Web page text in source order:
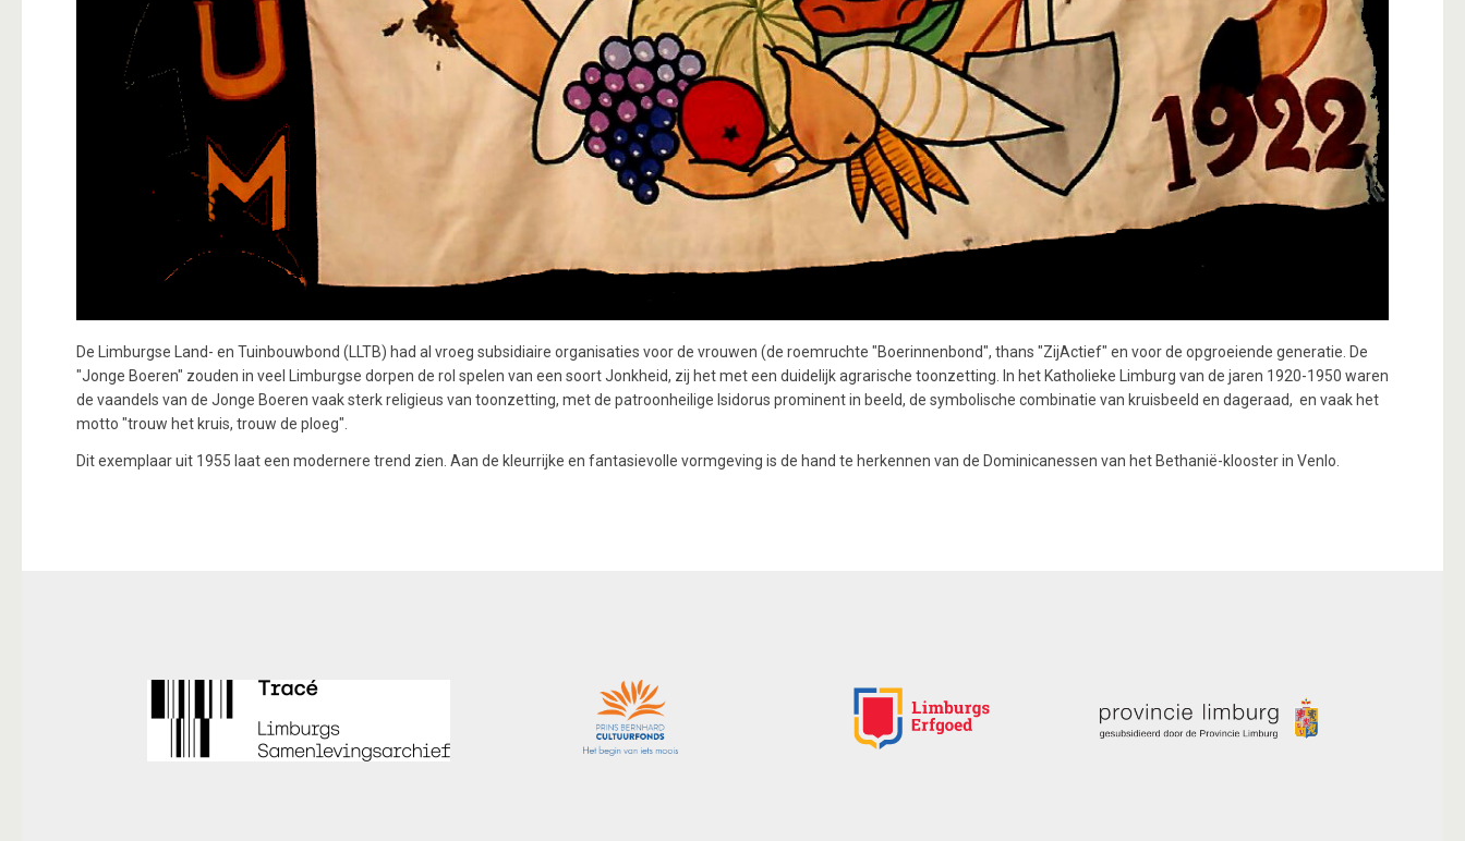
De Limburgse Land- en Tuinbouwbond (LLTB) had al vroeg subsidiaire organisaties voor de vrouwen (de roemruchte "Boerinnenbond", thans "ZijActief" en voor de opgroeiende generatie. De
"Jonge Boeren" zouden in veel Limburgse dorpen de rol spelen van een soort Jonkheid, zij het met een duidelijk agrarische toonzetting. In het Katholieke Limburg van de jaren 1920-1950 waren
de vaandels van de Jonge Boeren vaak sterk religieus van toonzetting, met de patroonheilige Isidorus prominent in beeld, de symbolische combinatie van kruisbeeld en dageraad, en vaak het
motto "trouw het kruis, trouw de ploeg".
Dit exemplaar uit 1955 laat een modernere trend zien. Aan de kleurrijke en fantasievolle vormgeving is de hand te herkennen van de Dominicanessen van het Bethanië-klooster in Venlo.